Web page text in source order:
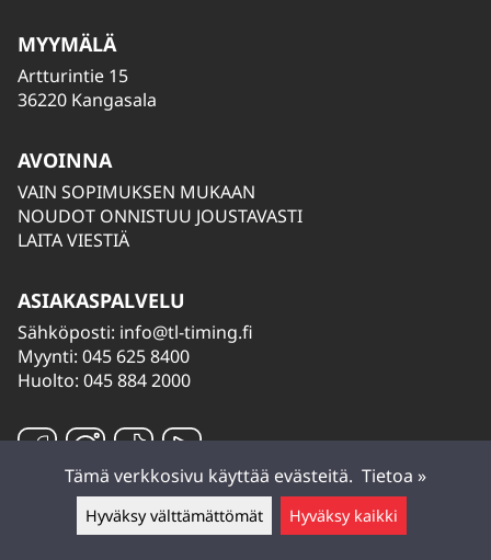
Jätä viesti ▲
MYYMÄLÄ
Artturintie 15
36220 Kangasala
AVOINNA
VAIN SOPIMUKSEN MUKAAN
NOUDOT ONNISTUU JOUSTAVASTI
LAITA VIESTIÄ
ASIAKASPALVELU
Sähköposti: info@tl-timing.fi
Myynti: 045 625 8400
Huolto: 045 884 2000
Tämä verkkosivu käyttää evästeitä. Tietoa »
Hyväksy välttämättömät Hyväksy kaikki